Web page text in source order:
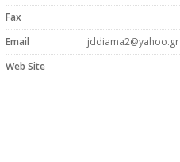
Fax
Email
jddiama2@yahoo.gr
Web Site